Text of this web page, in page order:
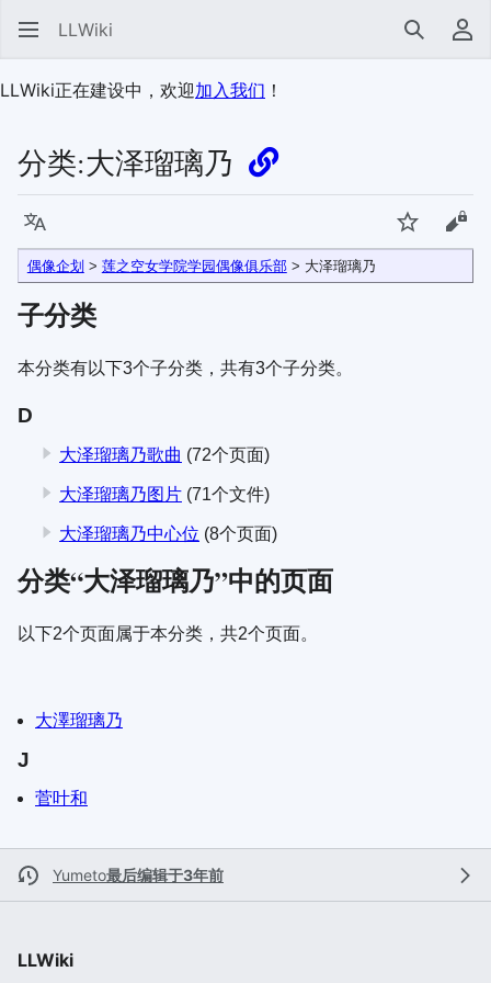
LLWiki 搜索 用
LLWiki正在建设中，欢迎加入我们 ！
分类:大泽瑠璃乃
语言 监视 查
偶像企划 > 莲之空女学院学园偶像俱乐部> 大泽瑠璃乃
子分类
本分类有以下3个子分类，共有3个子分类。
D
大泽瑠璃乃歌曲 (72个页面)
大泽瑠璃乃图片 (71个文件)
大泽瑠璃乃中心位 (8个页面)
分类“大泽瑠璃乃”中的页面
以下2个页面属于本分类，共2个页面。
大澤瑠璃乃
J
菅叶和
Yumeto最后编辑于3年前
LLWiki